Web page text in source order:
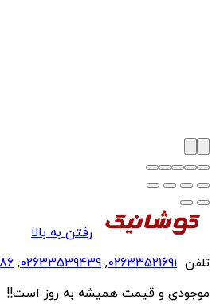
رفتن به بالا
تلفن 02633521691
,
02633539439
,
موجودی و قیمت همیشه به روز است!!